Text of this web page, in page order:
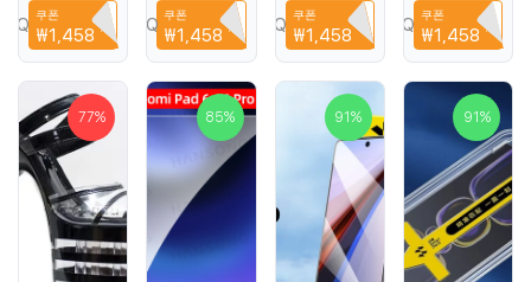
10.2 inch
screen
protectine
Film HD
definition
protector
tablet film
쿠폰
₩1,458 할인
15 Pro Max
HD Clear
Screen
Protector
for iPhone
15 with
Quick
Install Tool
쿠폰
₩1,458 할인
CYPQ3XAVLEH8
Samsung
S25 Ultra
HD
Transparent
Screen
Protective
Film for
Samsung
S25 S24
with
Fingerprint
Protection
쿠폰
₩1,458 할인
CYPQ3XAVLEH8
K80 Pro
HD Privacy
Screen
Protector
for Redmi
K80 Anti-
fingerprint
Non-full
Cover
쿠폰
₩1,458 할인
CYPQ3XAVLEH8
77% 85% 91% 91%